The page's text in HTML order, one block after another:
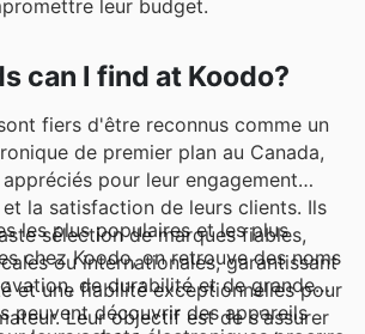
leur budget.
can I find at Koodo?
fiers d'être reconnus comme un
de premier plan au Canada,
pour leur engagement
la satisfaction de leurs clients. Ils
sélection de marques fiables,
ou internationales, garantissant
et une fiabilité exceptionnelles pour
Leur objectif est de s'assurer
les plus populaires et les plus
chez Koodo, on retrouve des noms
de durabilité et de grande
peuvent découvrir des appareils